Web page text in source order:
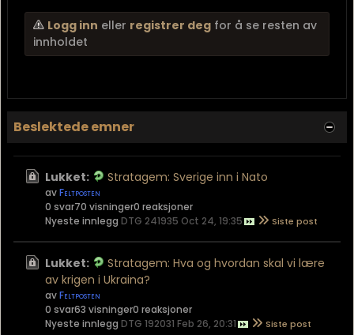
Logg inn eller registrer deg for å se resten av
innholdet
Beslektede emner
Lukket: Stratagem: Sverige inn i Nato
avFeltposten
0 svar70 visninger0 reaksjoner
Nyeste innlegg DTG 241935 Oct 24, 19:35
Lukket:
Stratagem: Hva og hvordan skal vi lære
av krigen i Ukraina?
avFeltposten
0 svar63 visninger0 reaksjoner
Nyeste innlegg DTG 192031 Feb 26, 20:31